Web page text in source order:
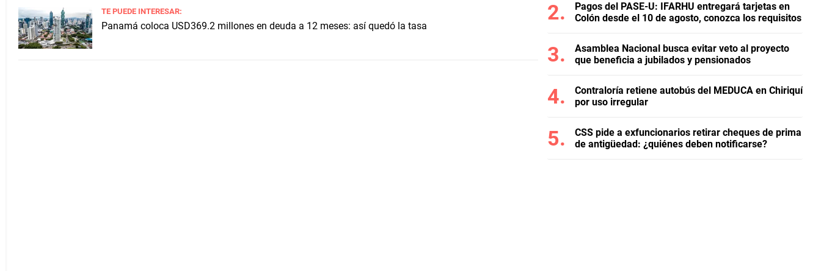
TE PUEDE INTERESAR:
Panamá coloca USD369.2 millones en deuda a 12 meses: así quedó la tasa
Pagos del PASE-U: IFARHU entregará tarjetas en
Colón desde el 10 de agosto, conozca los requisitos
Asamblea Nacional busca evitar veto al proyecto
que beneficia a jubilados y pensionados
Contraloría retiene autobús del MEDUCA en Chiriquí
por uso irregular
CSS pide a exfuncionarios retirar cheques de prima
de antigüedad: ¿quiénes deben notificarse?